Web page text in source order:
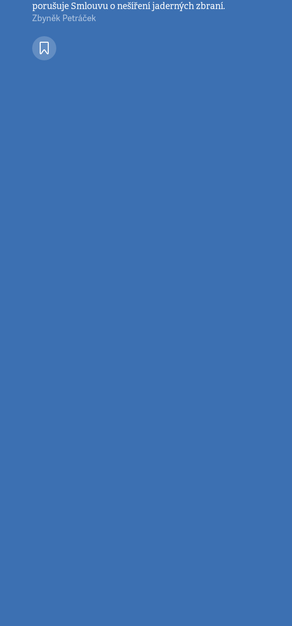
porušuje Smlouvu o nešíření jaderných zbraní.
Zbyněk Petráček